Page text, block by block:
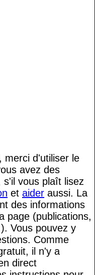
merci d'utiliser le
avez des
s'il vous plaît lisez
et aider aussi. La
des informations
page (publications,
Vous pouvez y
Comme
il n'y a
direct